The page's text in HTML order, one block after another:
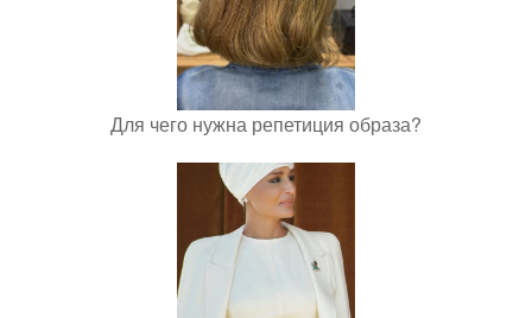
Для чего нужна репетиция образа?